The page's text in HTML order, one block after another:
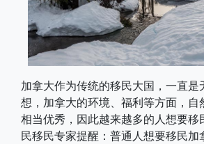
加拿大作为传统的移民大国，一直是
想，加拿大的环境、福利等方面，自
相当优秀，因此越来越多的人想要移
民移民专家提醒：普通人想要移民加